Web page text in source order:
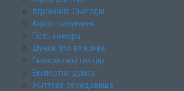
Агрономія Сьогодні
Агрострахування
Гість номера
Думки про важливе
Економічний гектар
Експертна думка
Життєве середовище